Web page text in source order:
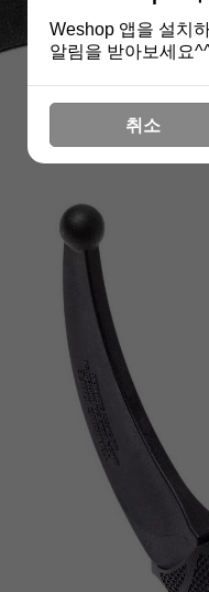
Weshop 앱을 설치
알림을 받아보세요
취소